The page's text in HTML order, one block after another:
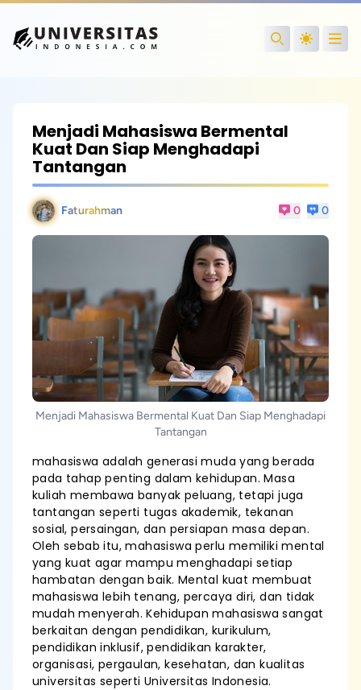
Search
Menjadi Mahasiswa Bermental
Kuat Dan Siap Menghadapi
Tantangan
Faturahman 0 0
Menjadi Mahasiswa Bermental Kuat Dan Siap Menghadapi
Tantangan
mahasiswa adalah generasi muda yang berada
pada tahap penting dalam kehidupan. Masa
kuliah membawa banyak peluang, tetapi juga
tantangan seperti tugas akademik, tekanan
sosial, persaingan, dan persiapan masa depan.
Oleh sebab itu, mahasiswa perlu memiliki mental
yang kuat agar mampu menghadapi setiap
hambatan dengan baik. Mental kuat membuat
mahasiswa lebih tenang, percaya diri, dan tidak
mudah menyerah. Kehidupan mahasiswa sangat
berkaitan dengan pendidikan, kurikulum,
pendidikan inklusif, pendidikan karakter,
organisasi, pergaulan, kesehatan, dan kualitas
universitas seperti Universitas Indonesia.